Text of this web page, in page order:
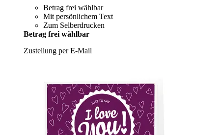
Betrag frei wählbar
Mit persönlichem Text
Zum Selberdrucken
Betrag frei wählbar
Zustellung per E-Mail